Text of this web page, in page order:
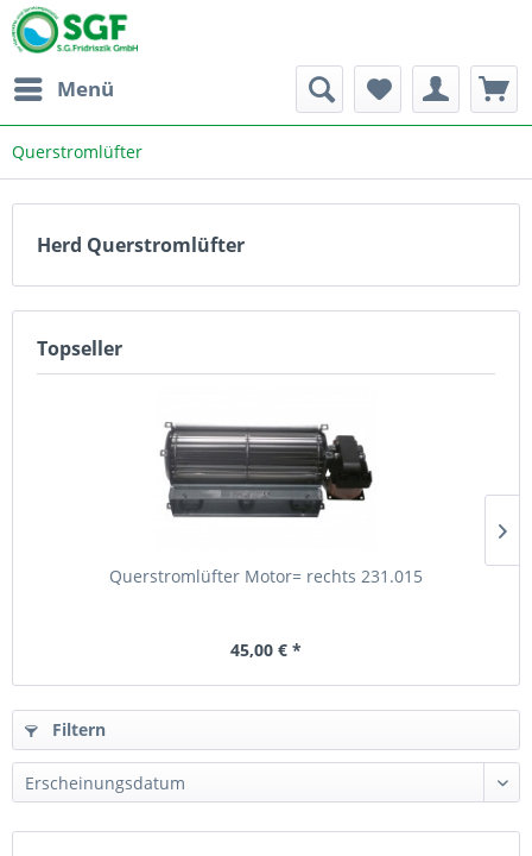
Menü
Querstromlüfter
Herd Querstromlüfter
Topseller
Querstromlüfter Motor= rechts 231.015
45,00 € *
Filtern